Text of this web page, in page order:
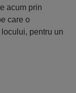
acum prin
care o
pentru un